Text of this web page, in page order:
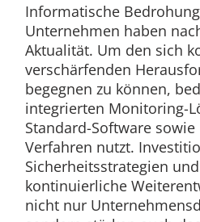
Informatische
Unternehmen haben
Aktualität. Um den sich
verschärfenden
begegnen zu können,
integrierten Monitoring-
Standard-Software sowie
Verfahren nutzt.
Sicherheitsstrategien
kontinuierliche
nicht nur